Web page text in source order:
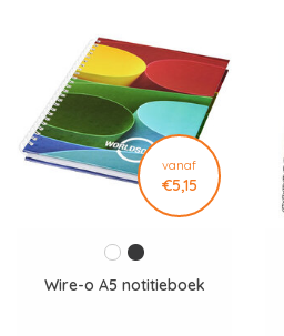
vanaf
€5,15
Wire-o A5 notitieboek